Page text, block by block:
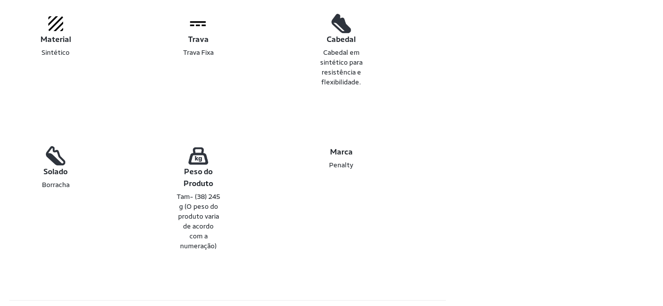
Material
Sintético
Trava
Trava Fixa
Cabedal
Cabedal em
sintético para
resistência e
flexibilidade.
Solado
Borracha
Peso do
Produto
Tam- (38) 245
g (O peso do
produto varia
de acordo
com a
numeração)
Marca
Penalty